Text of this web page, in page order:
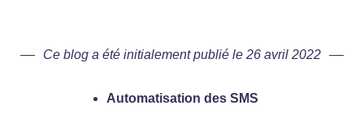
Ce blog a été initialement publié le 26 avril 2022
Automatisation des SMS